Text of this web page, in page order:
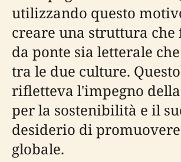
utilizzando questo
creare una struttura che
da ponte sia letterale
tra le due culture.
rifletteva l'impegno della
per la sostenibilità e il
desiderio di
globale.